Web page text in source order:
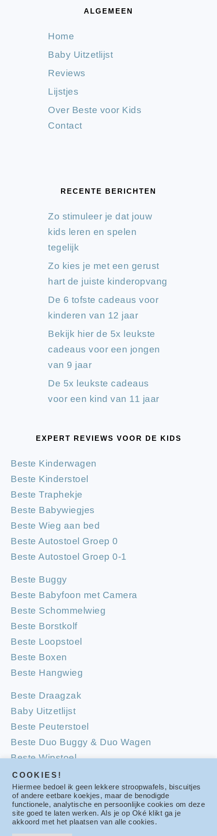
ALGEMEEN
Home
Baby Uitzetlijst
Reviews
Lijstjes
Over Beste voor Kids
Contact
RECENTE BERICHTEN
Zo stimuleer je dat jouw
kids leren en spelen
tegelijk
Zo kies je met een gerust
hart de juiste kinderopvang
De 6 tofste cadeaus voor
kinderen van 12 jaar
Bekijk hier de 5x leukste
cadeaus voor een jongen
van 9 jaar
De 5x leukste cadeaus
voor een kind van 11 jaar
EXPERT REVIEWS VOOR DE KIDS
Beste Kinderwagen
Beste Kinderstoel
Beste Traphekje
Beste Babywiegjes
Beste Wieg aan bed
Beste Autostoel Groep 0
Beste Autostoel Groep 0-1
Beste Buggy
Beste Babyfoon met Camera
Beste Schommelwieg
Beste Borstkolf
Beste Loopstoel
Beste Boxen
Beste Hangwieg
Beste Draagzak
Baby Uitzetlijst
Beste Peuterstoel
Beste Duo Buggy & Duo Wagen
Beste Wipstoel
Beste Campingbedjes
Beste Babymatrassen
COOKIES!
Hiermee bedoel ik geen lekkere stroopwafels, biscuitjes
of andere eetbare koekjes, maar de benodigde
functionele, analytische en persoonlijke cookies om deze
site goed te laten werken. Als je op Oké klikt ga je
akkoord met het plaatsen van alle cookies.